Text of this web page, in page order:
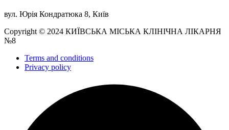
вул. Юрія Кондратюка 8, Київ
Copyright © 2024 КИЇВСЬКА МІСЬКА КЛІНІЧНА ЛІКАРНЯ
№8
Terms and conditions
Privacy policy